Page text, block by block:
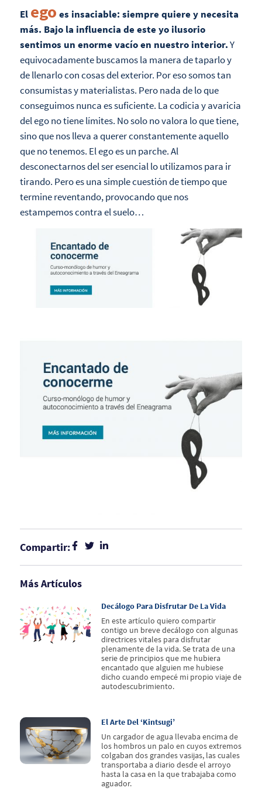
El ego es insaciable: siempre quiere y necesita
más. Bajo la influencia de este yo ilusorio
sentimos un enorme vacío en nuestro interior.Y
equivocadamente buscamos la manera de taparlo y
de llenarlo con cosas del exterior. Por eso somos tan
consumistas y materialistas. Pero nada de lo que
conseguimos nunca es suficiente. La codicia y avaricia
del ego no tiene límites. No solo no valora lo que tiene,
sino que nos lleva a querer constantemente aquello
que no tenemos. El ego es un parche. Al
desconectarnos del ser esencial lo utilizamos para ir
tirando. Pero es una simple cuestión de tiempo que
termine reventando, provocando que nos
estampemos contra el suelo…
Compartir:
Más Artículos
Decálogo Para Disfrutar De La Vida
En este artículo quiero compartir
contigo un breve decálogo con algunas
directrices vitales para disfrutar
plenamente de la vida. Se trata de una
serie de principios que me hubiera
encantado que alguien me hubiese
dicho cuando empecé mi propio viaje de
autodescubrimiento.
El Arte Del ‘kintsugi’
Un cargador de agua llevaba encima de
los hombros un palo en cuyos extremos
colgaban dos grandes vasijas, las cuales
transportaba a diario desde el arroyo
hasta la casa en la que trabajaba como
aguador.